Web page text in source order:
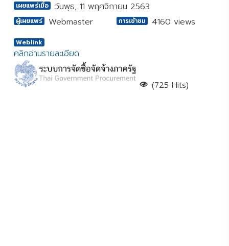
เผยแพร่เมื่อ วันพุธ, 11 พฤศจิกายน 2563
ผู้เผยแพร่ Webmaster การเข้าชม 4160 views
Weblink
คลิกอ่านรายละเอียด
(725 Hits)